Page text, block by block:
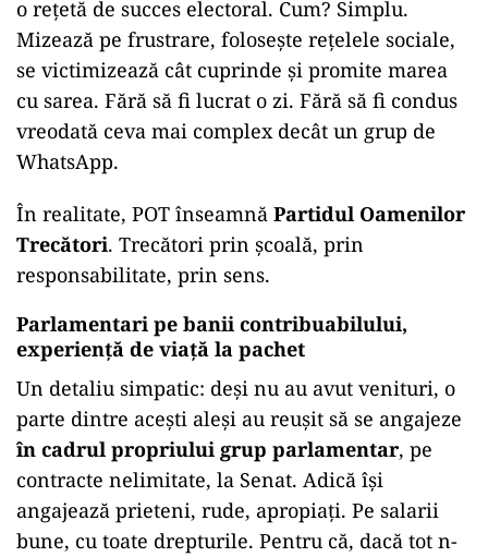
o rețetă de succes electoral. Cum? Simplu.
Mizează pe frustrare, folosește rețelele sociale,
se victimizează cât cuprinde și promite marea
cu sarea. Fără să fi lucrat o zi. Fără să fi condus
vreodată ceva mai complex decât un grup de
WhatsApp.
În realitate, POT înseamnă Partidul Oamenilor
Trecători. Trecători prin școală, prin
responsabilitate, prin sens.
Parlamentari pe banii contribuabilului,
experiență de viață la pachet
Un detaliu simpatic: deși nu au avut venituri, o
parte dintre acești aleși au reușit să se angajeze
în cadrul propriului grup parlamentar, pe
contracte nelimitate, la Senat. Adică își
angajează prieteni, rude, apropiați. Pe salarii
bune, cu toate drepturile. Pentru că, dacă tot n-